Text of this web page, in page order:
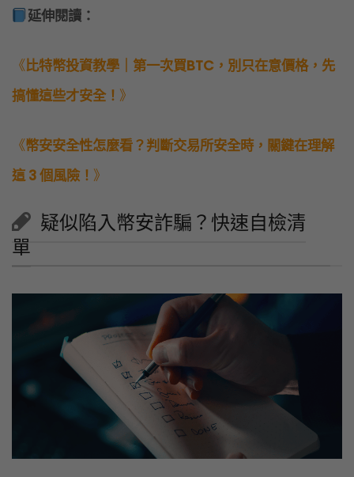
延伸閱讀：
《比特幣投資教學｜第一次買BTC，別只在意價格，先
搞懂這些才安全！ 》
《幣安安全性怎麼看？判斷交易所安全時，關鍵在理解
這 3 個風險！ 》
疑似陷入幣安詐騙？快速自檢清
單